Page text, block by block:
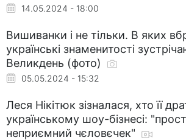
14.05.2024 - 18:00
Вишиванки і не тільки. В яких
українські знаменитості
Великдень (фото)
05.05.2024 - 15:32
Леся Нікітюк зізналася, хто її
українському шоу-бізнесі:
неприємний чєловєчек"